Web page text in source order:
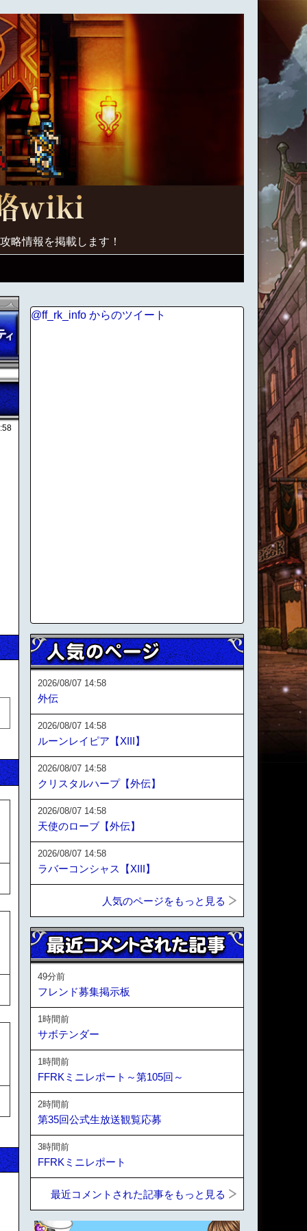
略情報を掲載します！
@ff_rk_info からのツイート
2026/08/07 14:58
外伝
2026/08/07 14:58
ルーンレイピア【XIII】
2026/08/07 14:58
クリスタルハープ【外伝】
2026/08/07 14:58
天使のローブ【外伝】
2026/08/07 14:58
ラバーコンシャス【XIII】
人気のページをもっと見る
49分前
フレンド募集掲示板
1時間前
サボテンダー
1時間前
FFRKミニレポート～第105回～
2時間前
第35回公式生放送観覧応募
3時間前
FFRKミニレポート
最近コメントされた記事をもっと見る